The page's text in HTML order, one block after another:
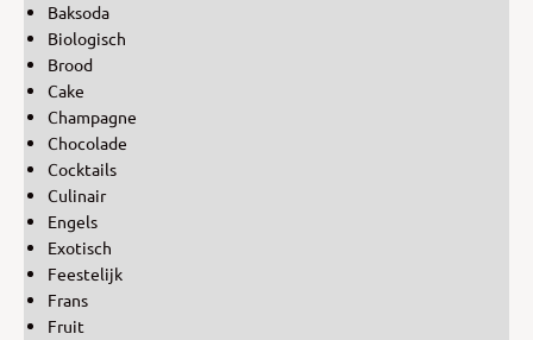
Baksoda
Biologisch
Brood
Cake
Champagne
Chocolade
Cocktails
Culinair
Engels
Exotisch
Feestelijk
Frans
Fruit